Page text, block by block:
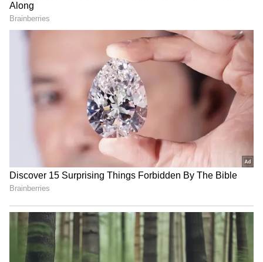
இதற்கு முன்னதாக கடந்த 2022 ஆம் ஆண்டு
இந்தியாவிற்கு எதிரான ஒரு நாள்
போட்டியில் இங்கிலாந்து அணி 5 விக்கெட்
இழப்பிற்கு 26 ரன்கள் எடுத்திருந்தது.